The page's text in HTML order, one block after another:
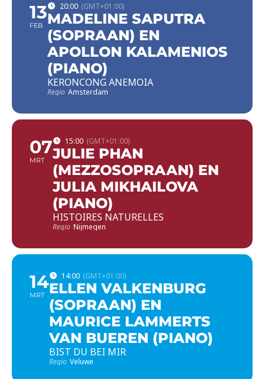
13
FEB
20:00 (GMT+01:00)
MADELINE SAPUTRA
(SOPRAAN) EN
APOLLON KALAMENIOS
(PIANO)
KERONCONG ANEMOIA
Regio Amsterdam
07
MRT
15:00 (GMT+01:00)
JULIE PHAN
(MEZZOSOPRAAN) EN
JULIA MIKHAILOVA
(PIANO)
HISTOIRES NATURELLES
Regio Nijmegen
14
MRT
14:00 (GMT+01:00)
ELLEN VALKENBURG
(SOPRAAN) EN
MAURICE LAMMERTS
VAN BUEREN (PIANO)
BIST DU BEI MIR
Regio Veluwe